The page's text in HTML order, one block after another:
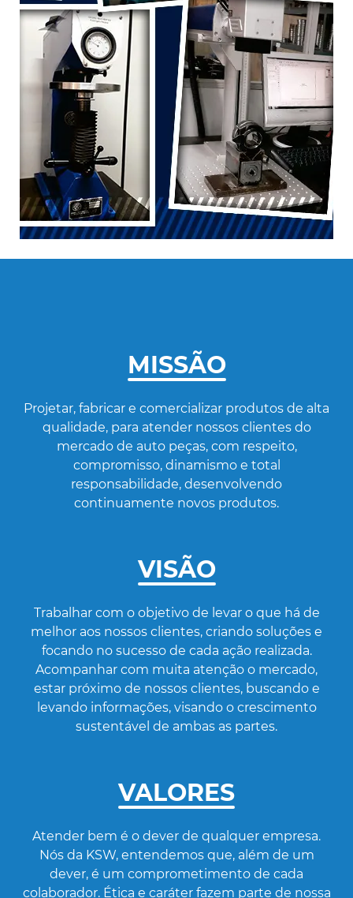
MISSÃO
Projetar, fabricar e comercializar produtos de alta
qualidade, para atender nossos clientes do
mercado de auto peças, com respeito,
compromisso, dinamismo e total
responsabilidade, desenvolvendo
continuamente novos produtos.
VISÃO
Trabalhar com o objetivo de levar o que há de
melhor aos nossos clientes, criando soluções e
focando no sucesso de cada ação realizada.
Acompanhar com muita atenção o mercado,
estar próximo de nossos clientes, buscando e
levando informações, visando o crescimento
sustentável de ambas as partes.
VALORES
Atender bem é o dever de qualquer empresa.
Nós da KSW, entendemos que, além de um
dever, é um comprometimento de cada
colaborador. Ética e caráter fazem parte de nossa